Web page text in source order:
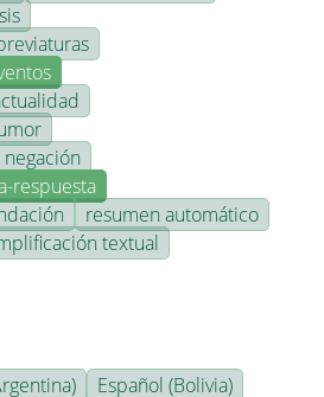
respuesta
resumen automático
textual
Español (Bolivia)